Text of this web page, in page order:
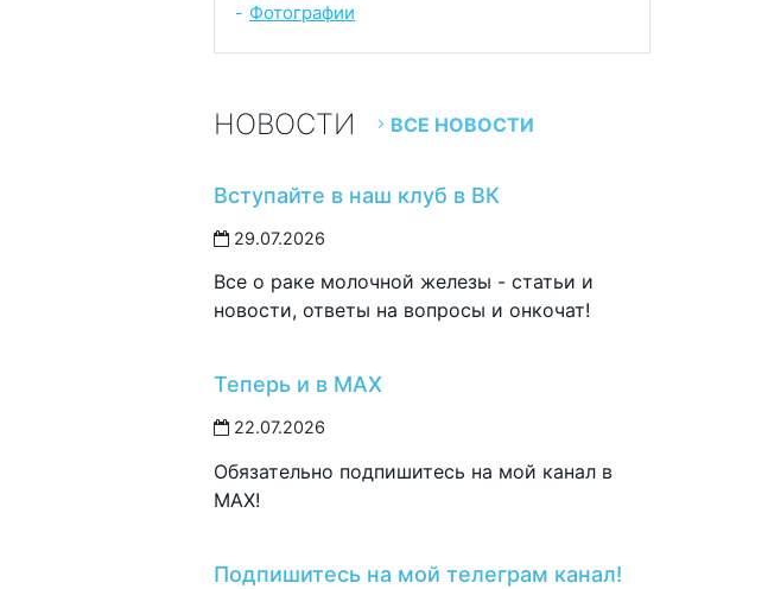
- Фотографии
НОВОСТИ ВСЕ НОВОСТИ
Вступайте в наш клуб в ВК
29.07.2026
Все о раке молочной железы - статьи и
новости, ответы на вопросы и онкочат!
Теперь и в MAX
22.07.2026
Обязательно подпишитесь на мой канал в
MAX!
Подпишитесь на мой телеграм канал!